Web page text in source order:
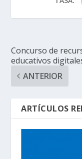
Concurso de
educativos
ANTERIOR
ARTÍCULOS